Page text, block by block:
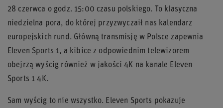
28 czerwca o godz. 15:00 czasu polskiego. To klasyczna
niedzielna pora, do której przyzwyczaił nas kalendarz
europejskich rund. Główną transmisję w Polsce zapewnia
Eleven Sports 1, a kibice z odpowiednim telewizorem
obejrzą wyścig również w jakości 4K na kanale Eleven
Sports 1 4K.
Sam wyścig to nie wszystko. Eleven Sports pokazuje